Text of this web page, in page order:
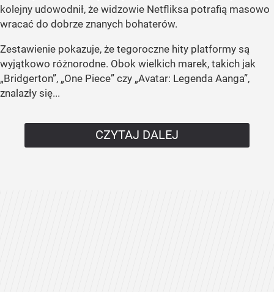
kolejny udowodnił, że widzowie Netfliksa potrafią masowo
wracać do dobrze znanych bohaterów.
Zestawienie pokazuje, że tegoroczne hity platformy są
wyjątkowo różnorodne. Obok wielkich marek, takich jak
„Bridgerton”, „One Piece” czy „Avatar: Legenda Aanga”,
znalazły się...
CZYTAJ DALEJ